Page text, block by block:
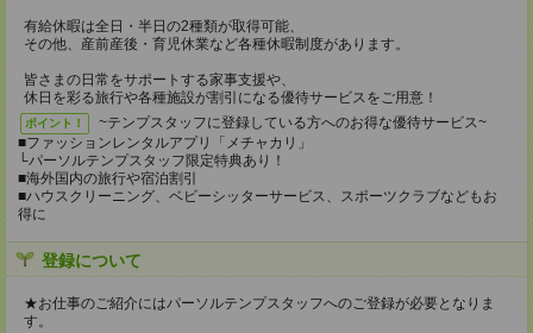
有給休暇は全日・半日の2種類が取得可能、
その他、産前産後・育児休業など各種休暇制度があります。
皆さまの日常をサポートする家事支援や、
休日を彩る旅行や各種施設が割引になる優待サービスをご用意！
ポイント！
~テンプスタッフに登録している方へのお得な優待サービス~
■ファッションレンタルアプリ「メチャカリ」
└パーソルテンプスタッフ限定特典あり！
■海外国内の旅行や宿泊割引
■ハウスクリーニング、ベビーシッターサービス、スポーツクラブなどもお
得に
登録について
★お仕事のご紹介にはパーソルテンプスタッフへのご登録が必要となりま
す。